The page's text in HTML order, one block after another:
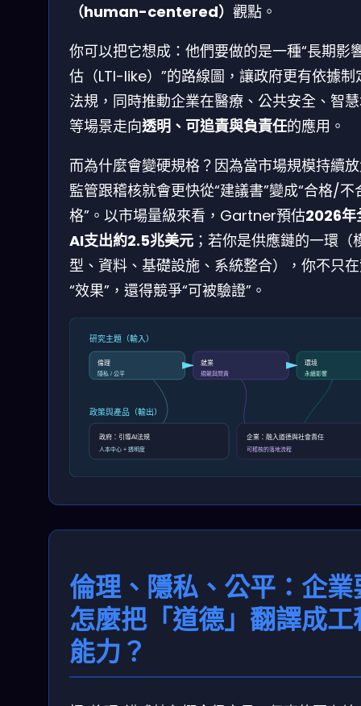
（human-centered） 觀點。
你可以把它想成：他們要做的是一種“長期影
估（LTI-like）”的路線圖，讓政府更有依據制
法規，同時推動企業在醫療、公共安全、智
等場景走向透明、可追責與負責任的應用。
而為什麼會變硬規格？因為當市場規模持續
監管跟稽核就會更快從“建議書”變成“合格/不
格”。以市場量級來看，Gartner預估2026年
AI支出約2.5兆美元 ；若你是供應鏈的一環（
型、資料、基礎設施、系統整合），你不只
“效果”，還得競爭“可被驗證”。
研究主題（輸入）
倫理
隱私 / 公平
就業
規範與問責
環境
永續影響
政策與產品（輸出）
政府：引導AI法規
人本中心 + 透明度
企業：融入道德與社會責任
可稽核的落地流程
倫理、隱私、公平：企業
怎麼把「道德」翻譯成工
能力？